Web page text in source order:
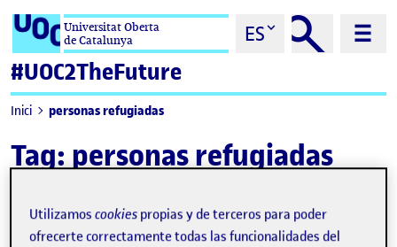
Saltar al contenidoUniversitat Oberta
de Catalunya
ES
#UOC2TheFuture
Inici personas refugiadas
Tag: personas refugiadas
Utilizamoscookies propias y de terceros para poder
ofrecerte correctamente todas las funcionalidades del